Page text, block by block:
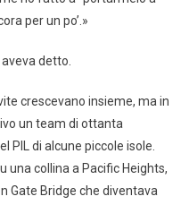
per un po’.»
detto.
crescevano insieme, ma in
un team di ottanta
PIL di alcune piccole isole.
una collina a Pacific Heights,
Gate Bridge che diventava